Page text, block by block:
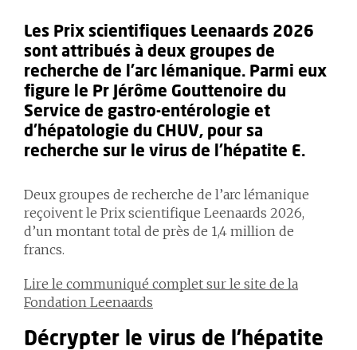
Les Prix scientifiques Leenaards 2026
sont attribués à deux groupes de
recherche de l’arc lémanique. Parmi eux
figure le Pr Jérôme Gouttenoire du
Service de gastro-entérologie et
d'hépatologie du CHUV, pour sa
recherche sur le virus de l’hépatite E.
Deux groupes de recherche de l’arc lémanique
reçoivent le Prix scientifique Leenaards 2026,
d’un montant total de près de 1,4 million de
francs.
Lire le communiqué complet sur le site de la
Fondation Leenaards
Décrypter le virus de l’hépatite